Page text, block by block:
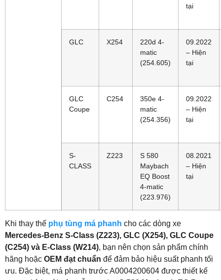
tại
GLC X254
220d 4-
matic
(254.605)
09.2022
– Hiện
tại
GLC
Coupe
C254
350e 4-
matic
(254.356)
09.2022
– Hiện
tại
S-
CLASS
Z223
S 580
Maybach
EQ Boost
4-matic
(223.976)
08.2021
– Hiện
tại
Khi thay thế phụ tùng má phanh cho các dòng xe
Mercedes-Benz S-Class (Z223), GLC (X254), GLC Coupe
(C254) và E-Class (W214), bạn nên chọn sản phẩm chính
hãng hoặc OEM đạt chuẩn để đảm bảo hiệu suất phanh tối
ưu. Đặc biệt, má phanh trước A0004200604 được thiết kế